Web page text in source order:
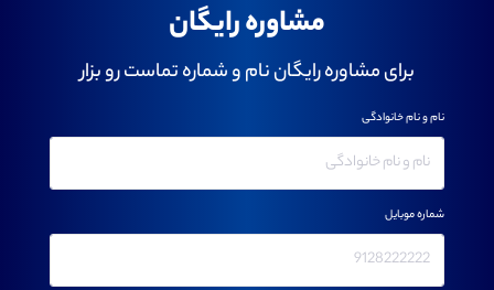
مشاوره رایگان
برای مشاوره رایگان نام و شماره تماست رو بزار
نام و نام خانوادگی
شماره موبایل